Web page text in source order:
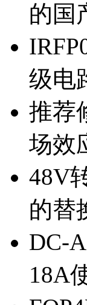
的国
级电
推荐
场效
48V
的替
DC-
18A